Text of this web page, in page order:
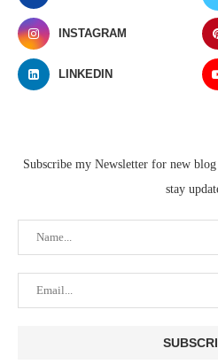
INSTAGRAM
LINKEDIN
Subscribe my Newsletter for new
stay